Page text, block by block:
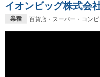
業種 百貨店・スーパー・コン
イオンビッグ株式会